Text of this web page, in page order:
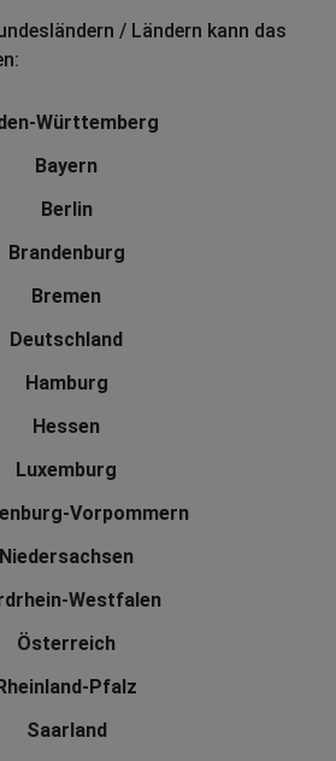
/ Ländern kann das
Württemberg
Bayern
Berlin
Brandenburg
Bremen
Deutschland
Hamburg
Hessen
Luxemburg
Vorpommern
Niedersachsen
Westfalen
Österreich
Rheinland-Pfalz
Saarland